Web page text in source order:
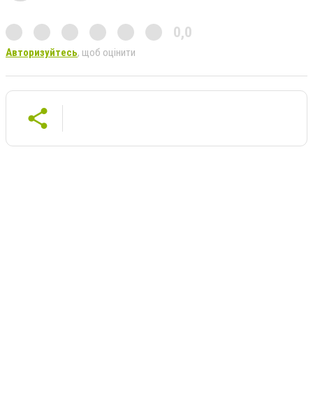
0,0
Авторизуйтесь, щоб оцінити